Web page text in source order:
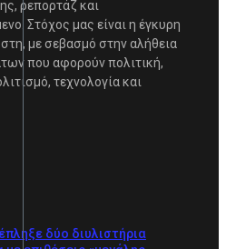
ρεπορτάζ και
Στόχος μας είναι η έγκυρη
με σεβασμό στην αλήθεια
που αφορούν πολιτική,
τεχνολογία και
δύο διυλιστήρια